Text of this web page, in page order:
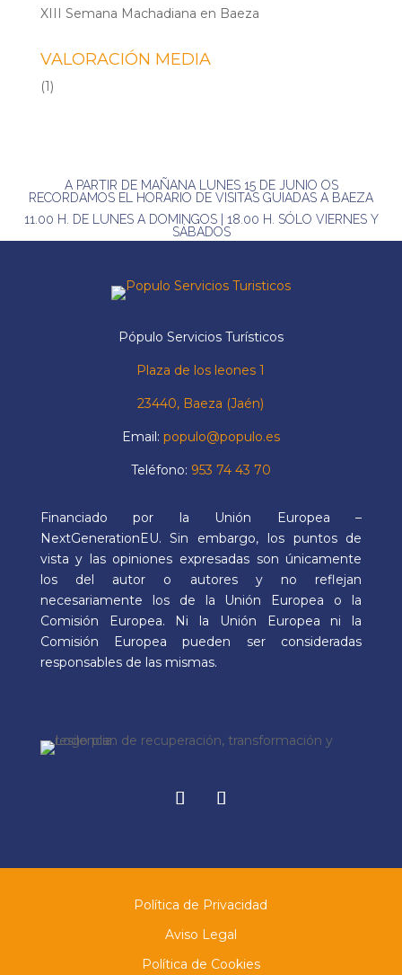
XIII Semana Machadiana en Baeza
VALORACIÓN MEDIA
(1)
A PARTIR DE MAÑANA LUNES 15 DE JUNIO OS
RECORDAMOS EL HORARIO DE VISITAS GUIADAS A BAEZA
11.00 H. DE LUNES A DOMINGOS | 18.00 H. SÓLO VIERNES Y
SÁBADOS
Pópulo Servicios Turísticos
Plaza de los leones 1
23440, Baeza (Jaén)
Email: populo@populo.es
Teléfono: 953 74 43 70
Financiado por la Unión Europea –
NextGenerationEU. Sin embargo, los puntos de
vista y las opiniones expresadas son únicamente
los del autor o autores y no reflejan
necesariamente los de la Unión Europea o la
Comisión Europea. Ni la Unión Europea ni la
Comisión Europea pueden ser consideradas
responsables de las mismas.
Política de Privacidad
Aviso Legal
Política de Cookies